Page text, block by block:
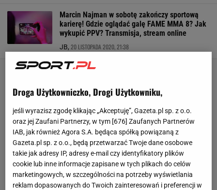
Marcin Najman w sobotę zakończy sportową
karierę! Gdzie oglądać galę FAME MMA 8? Jak
wykupić PPV? Transmisja, stream online
JB, 20 LISTOPADA 2020, 21:38
Droga Użytkowniczko, Drogi Użytkowniku,
jeśli wyrazisz zgodę klikając „Akceptuję”, Gazeta.pl sp. z o.o.
oraz jej Zaufani Partnerzy, w tym [676] Zaufanych Partnerów
IAB, jak również Agora S.A. będąca spółką powiązaną z
Gazeta.pl sp. z o.o., będą przetwarzać Twoje dane osobowe
takie jak adresy IP, adresy e-mail czy identyfikatory plików
cookie lub inne informacje zapisane w tych plikach do celów
marketingowych, w szczególności na potrzeby wyświetlania
reklam dopasowanych do Twoich zainteresowań i preferencji w